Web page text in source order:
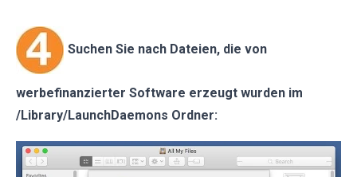
Suchen Sie nach Dateien, die von
werbefinanzierter Software erzeugt wurden im
/Library/LaunchDaemons Ordner: